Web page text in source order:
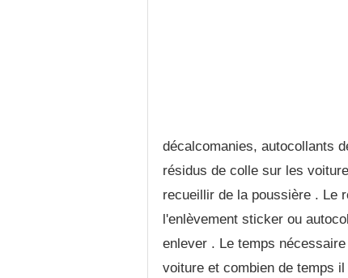
décalcomanies, autocollants
résidus de colle sur les
recueillir de la poussière . Le
l'enlèvement sticker ou
enlever . Le temps
voiture et combien de temps